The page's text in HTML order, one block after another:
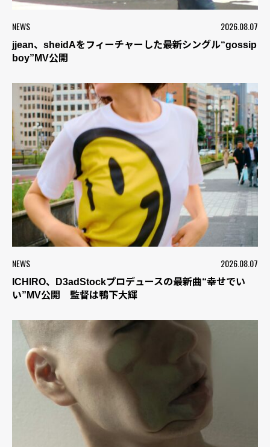
NEWS 2026.08.07
jjean、sheidAをフィーチャーした最新シングル“gossip
boy”MV公開
NEWS 2026.08.07
ICHIRO、D3adStockプロデュースの最新曲“幸せでい
い”MV公開 監督は鴨下大輝